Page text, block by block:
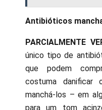
Antibióticos
PARCIALMENTE
único tipo de
que podem
costuma
manchá-los – em
para um tom